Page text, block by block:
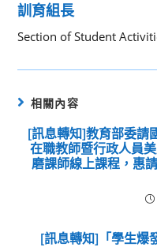
訓育組長
Section of Student
相關內容
[訊息轉知]教育部委請
在職教師暨行政人員
磨課師線上課程，惠
[訊息轉知]「學生爆